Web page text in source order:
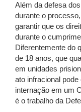
Além da defesa
durante o
garantir que os
durante o
Diferentemente do
de 18 anos, que
em unidades
ato infracional
internação em um
é o trabalho da